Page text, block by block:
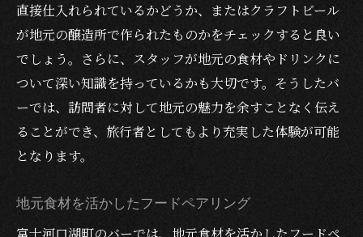
直接仕入れられているかどうか、またはクラフトビール
が地元の醸造所で作られたものかをチェックすると良い
でしょう。さらに、スタッフが地元の食材やドリンクに
ついて深い知識を持っているかも大切です。そうしたバ
ーでは、訪問者に対して地元の魅力を余すことなく伝え
ることができ、旅行者としてもより充実した体験が可能
となります。
地元食材を活かしたフードペアリング